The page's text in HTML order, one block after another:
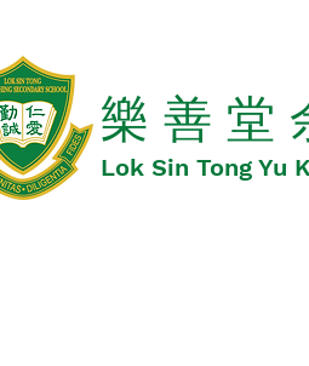
樂 善 堂
​​Lok Sin Tong Yu